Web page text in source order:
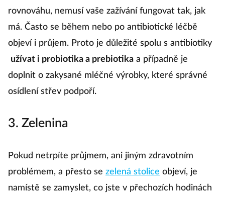
rovnováhu, nemusí vaše zažívání fungovat tak, jak
má. Často se během nebo po antibiotické léčbě
objeví i průjem. Proto je důležité spolu s antibiotiky
užívat i probiotika a prebiotikaa případně je
doplnit o zakysané mléčné výrobky, které správné
osídlení střev podpoří.
3. Zelenina
Pokud netrpíte průjmem, ani jiným zdravotním
problémem, a přesto se zelená stolice objeví, je
namístě se zamyslet, co jste v přechozích hodinách